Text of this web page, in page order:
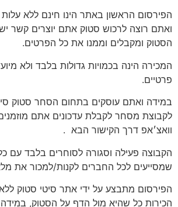
הפירסום הראשון באתר הינו חינם ללא
ואתם רוצה לרכוש סטוק אתם יוצרים קשר
הסטוק ומקבלים וממנו את כל הפרטים.
המכירה הינה בכמויות גדולות בלבד ולא
פרטיים.
במידה ואתם עוסקים בתחום הסחר סטוק
לקבוצת מסחר לקבלת עדכונים אתם
וואצ׳אפ דרך הקישור הבא .
הקבוצה פעילה וסגורה לסוחרים בלבד עם
שמסייעים לכל החברים לקנות/למכור את
הפירסום מתבצע על ידי אתר סיטי סטוק ללא
הכירות כל שהיא מול הדף על הסטוק, במידה